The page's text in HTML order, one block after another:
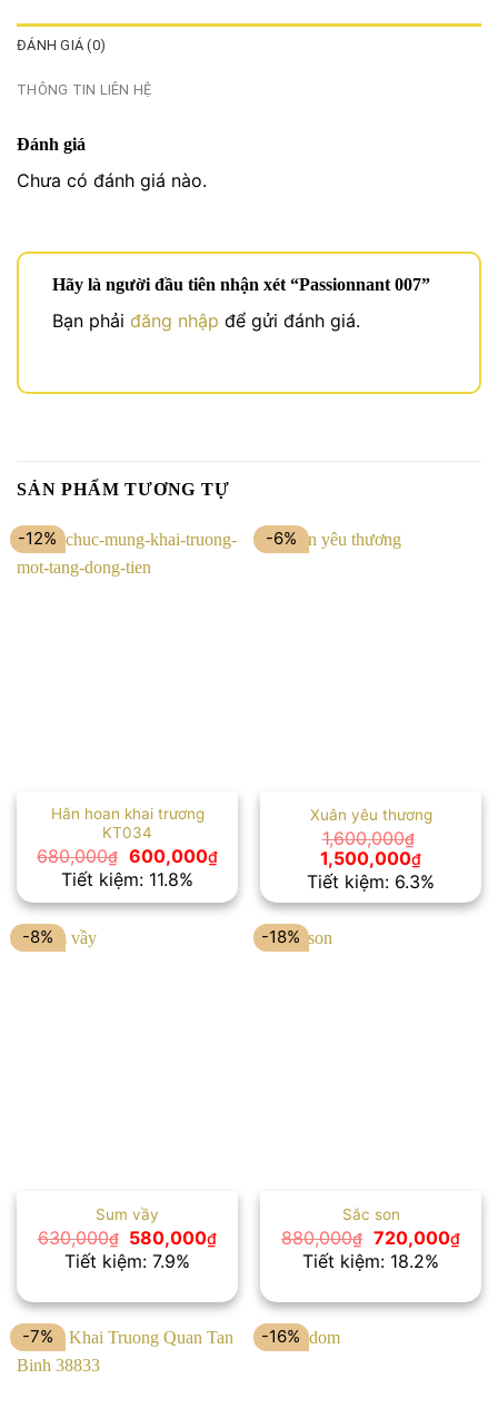
ĐÁNH GIÁ (0)
THÔNG TIN LIÊN HỆ
Đánh giá
Chưa có đánh giá nào.
Hãy là người đầu tiên nhận xét “Passionnant 007”
Bạn phải đăng nhập để gửi đánh giá.
SẢN PHẨM TƯƠNG TỰ
-12%
Hân hoan khai trương
KT034
680,000₫ Giá
gốc
là:
680,000₫.
600,000₫Giá
hiện
tại
là:
600,000₫.
Tiết kiệm: 11.8%
-6%
Xuân yêu thương
1,600,000₫
Giá
gốc
là:
1,600,000₫.
1,500,000₫Giá
hiện
tại
là:
Tiết kiệm: 6.3%
-8%
Sum vầy
630,000₫
Giá
gốc
là:
580,000₫Giá
580,000₫.
Tiết kiệm: 7.9%
-18%
Sắc son
880,000₫ Giá
gốc
là:
720,000₫Giá
hiện
Tiết kiệm: 18.2%
-7% -16%